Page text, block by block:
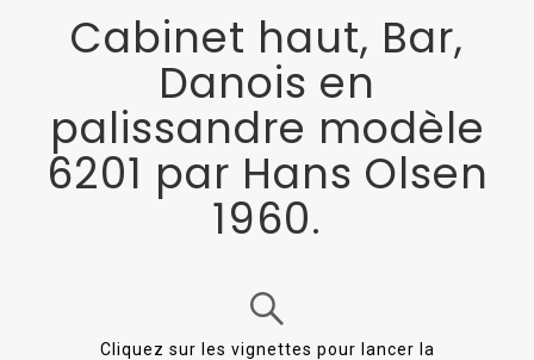
Cabinet haut, Bar,
Danois en
palissandre modèle
6201 par Hans Olsen
1960.
Cliquez sur les vignettes pour lancer la